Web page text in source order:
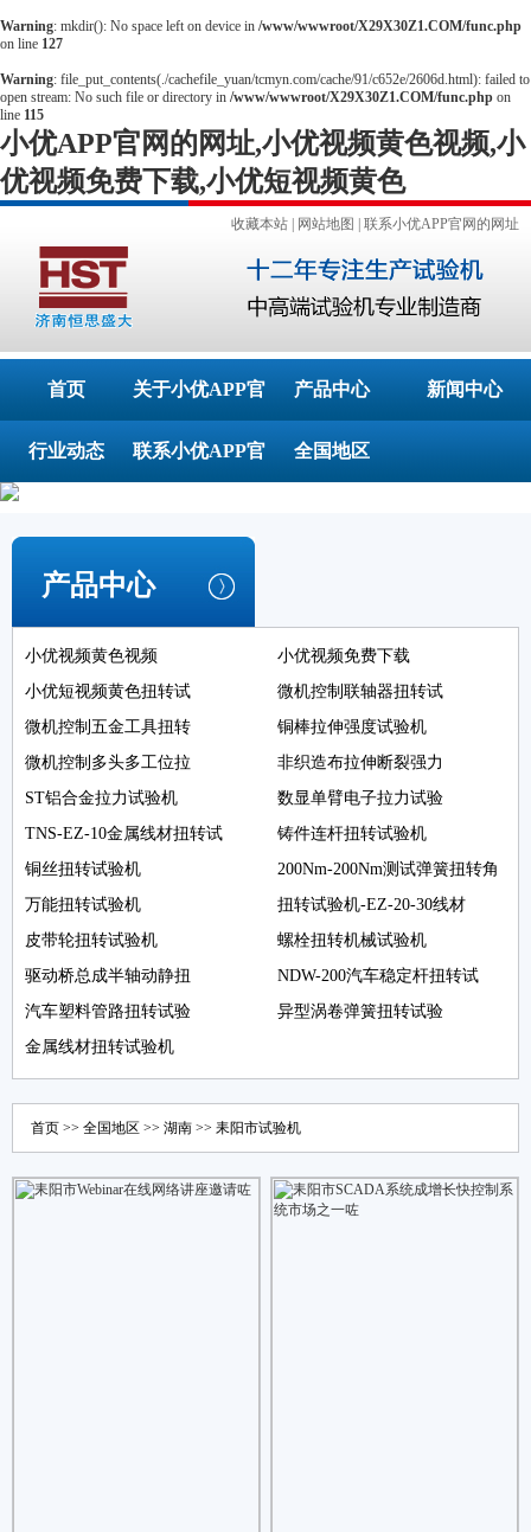
Warning: mkdir(): No space left on device in /www/wwwroot/X29X30Z1.COM/func.php
on line 127
Warning: file_put_contents(./cachefile_yuan/tcmyn.com/cache/91/c652e/2606d.html): failed to
open stream: No such file or directory in /www/wwwroot/X29X30Z1.COM/func.php on
line 115
小优APP官网的网址,小优视频黄色视频,小
优视频免费下载,小优短视频黄色
收藏本站 网站地图 联系小优APP官网的网址
首页 关于小优APP官
网的网址
产品中心 新闻中心
行业动态 联系小优APP官 全国地区
产品中心
小优视频黄色视频
小优视频免费下载
小优短视频黄色扭转试
微机控制联轴器扭转试
微机控制五金工具扭转
铜棒拉伸强度试验机
微机控制多头多工位拉
非织造布拉伸断裂强力
ST铝合金拉力试验机
数显单臂电子拉力试验
TNS-EZ-10金属线材扭转试
铸件连杆扭转试验机
铜丝扭转试验机
200Nm-200Nm测试弹簧扭转角
万能扭转试验机
扭转试验机-EZ-20-30线材
皮带轮扭转试验机
螺栓扭转机械试验机
驱动桥总成半轴动静扭
NDW-200汽车稳定杆扭转试
汽车塑料管路扭转试验
异型涡卷弹簧扭转试验
金属线材扭转试验机
首页 >> 全国地区 >> 湖南 >> 耒阳市试验机